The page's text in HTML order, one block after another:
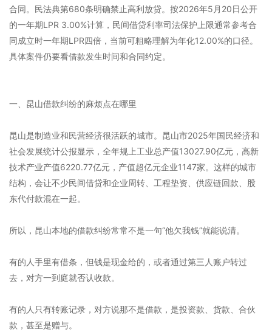
合同。民法典第680条明确禁止高利放贷。按2026年5月20日公开
的一年期LPR 3.00%计算，民间借贷利率司法保护上限通常参考合
同成立时一年期LPR四倍，当前可粗略理解为年化12.00%的口径。
具体案件仍要看借款发生时间和合同约定。
一、昆山借款纠纷的麻烦点在哪里
昆山是制造业和民营经济很活跃的城市。昆山市2025年国民经济和
社会发展统计公报显示，全年规上工业总产值13027.90亿元，高新
技术产业产值6220.77亿元，产值超亿元企业1147家。这样的城市
结构，会让不少民间借贷和企业周转、工程垫资、供应链回款、股
东代付款混在一起。
所以，昆山本地的借款纠纷常常不是一句“他欠我钱”就能说清。
有的人手里有借条，但钱是现金给的，或者通过第三人账户转过
去，对方一到庭就否认收款。
有的人只有转账记录，对方说那不是借款，是投资款、货款、合伙
款，甚至是赠与。